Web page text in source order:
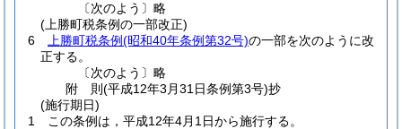
〔次のよう〕略
(上勝町税条例の一部改正)
6
上勝町税条例(昭和40年条例第32号)の一部を次のように改
正する。
〔次のよう〕略
附 則(平成12年3月31日条例第3号)抄
(施行期日)
1
この条例は，平成12年4月1日から施行する。